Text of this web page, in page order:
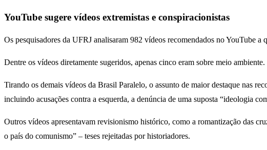
YouTube sugere vídeos extremistas e conspiracionistas
Os pesquisadores da UFRJ analisaram 982 vídeos recomendados no YouTube
Dentre os vídeos diretamente sugeridos, apenas cinco eram sobre meio
Tirando os demais vídeos da Brasil Paralelo, o assunto de maior destaque nas
incluindo acusações contra a esquerda, a denúncia de uma suposta “ideologia
Outros vídeos apresentavam revisionismo histórico, como a romantização das
o país do comunismo” – teses rejeitadas por historiadores.